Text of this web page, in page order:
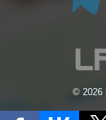
© 2026